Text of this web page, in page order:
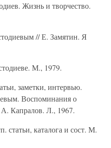
Жизнь и творчество.
// Е. Замятин. Я
М., 1979.
заметки, интервью.
Воспоминания о
Капралов. Л., 1967.
статьи, каталога и сост. М.